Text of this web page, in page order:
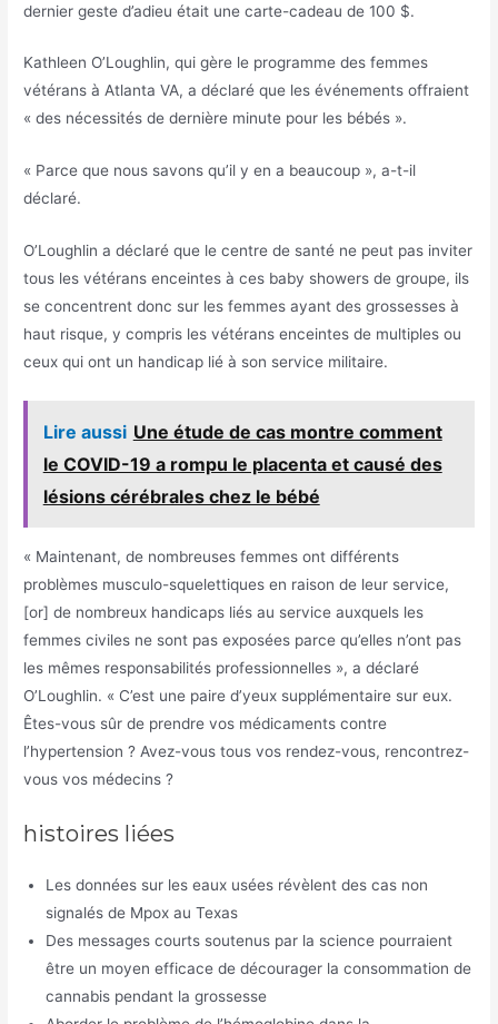
dernier geste d’adieu était une carte-cadeau de 100 $.
Kathleen O’Loughlin, qui gère le programme des femmes
vétérans à Atlanta VA, a déclaré que les événements offraient
« des nécessités de dernière minute pour les bébés ».
« Parce que nous savons qu’il y en a beaucoup », a-t-il
déclaré.
O’Loughlin a déclaré que le centre de santé ne peut pas inviter
tous les vétérans enceintes à ces baby showers de groupe, ils
se concentrent donc sur les femmes ayant des grossesses à
haut risque, y compris les vétérans enceintes de multiples ou
ceux qui ont un handicap lié à son service militaire.
Lire aussi Une étude de cas montre comment
le COVID-19 a rompu le placenta et causé des
lésions cérébrales chez le bébé
« Maintenant, de nombreuses femmes ont différents
problèmes musculo-squelettiques en raison de leur service,
[or] de nombreux handicaps liés au service auxquels les
femmes civiles ne sont pas exposées parce qu’elles n’ont pas
les mêmes responsabilités professionnelles », a déclaré
O’Loughlin. « C’est une paire d’yeux supplémentaire sur eux.
Êtes-vous sûr de prendre vos médicaments contre
l’hypertension ? Avez-vous tous vos rendez-vous, rencontrez-
vous vos médecins ?
histoires liées
Les données sur les eaux usées révèlent des cas non
signalés de Mpox au Texas
Des messages courts soutenus par la science pourraient
être un moyen efficace de décourager la consommation de
cannabis pendant la grossesse